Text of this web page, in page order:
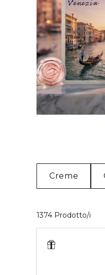
Creme
1374 Prodotto/i